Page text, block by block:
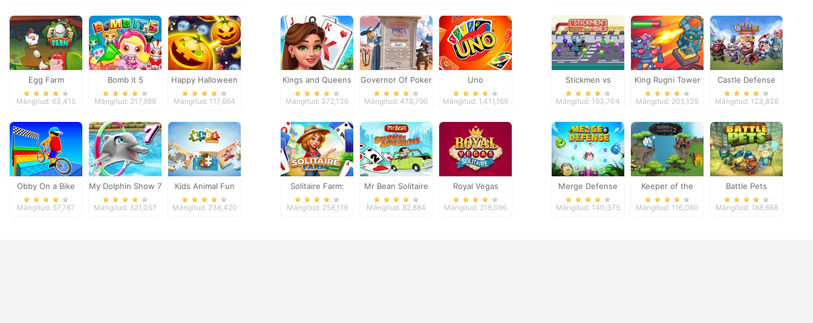
Egg Farm
Mängitud: 63,415
Bomb it 5
Mängitud: 217,988
Happy Halloween
Mängitud: 117,664
Obby On a Bike
Mängitud: 57,767
My Dolphin Show 7
Mängitud: 321,057
Kids Animal Fun
Mängitud: 238,420
Kings and Queens
Solitaire Tripeaks
Mängitud: 372,136
Governor Of Poker
2
Mängitud: 478,790
Uno
Mängitud: 1,411,169
Solitaire Farm:
Seasons
Mängitud: 258,119
Mr Bean Solitaire
Adventures
Mängitud: 82,884
Royal Vegas
Solitaire
Mängitud: 219,096
Stickmen vs
Zombies
Mängitud: 193,704
King Rugni Tower
Defense
Mängitud: 205,135
Castle Defense
Mängitud: 123,838
Merge Defense
Mängitud: 140,375
Keeper of the
Grove 2
Mängitud: 116,060
Battle Pets
Mängitud: 188,668